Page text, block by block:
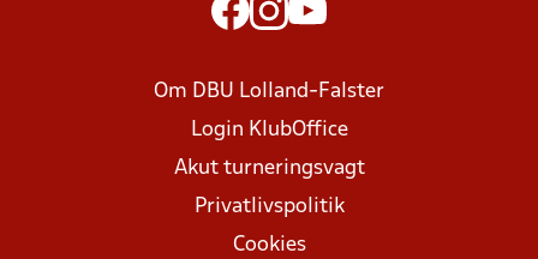
Om DBU Lolland-Falster
Login KlubOffice
Akut turneringsvagt
Privatlivspolitik
Cookies